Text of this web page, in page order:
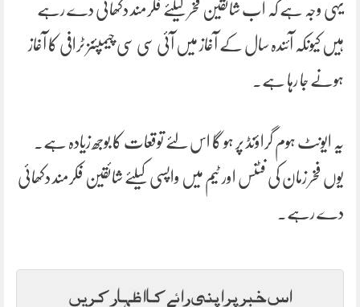
یہی وجہ ہے کہ اب شائقین فخر کیلئے فکرمند دکھائی دے رہے
ہیں کیونکہ آئندہ سال کے آغاز میں آئی سی سی چیمپئنز ٹرافی کا آغاز
ہونے جا رہا ہے۔
یہ ایونٹ ہوم گراؤنڈ پر ہو گا اس لئے توقعات کا بوجھ زیادہ ہے۔
یوں فخر زمان کی فٹنس اور ٹیم میں واپسی کیلئے شائقین فکرمند دکھائی
دے رہے۔
اس خبر پر اپنی رائے کا اظہار کریں